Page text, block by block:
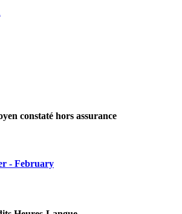
constaté hors assurance
- February